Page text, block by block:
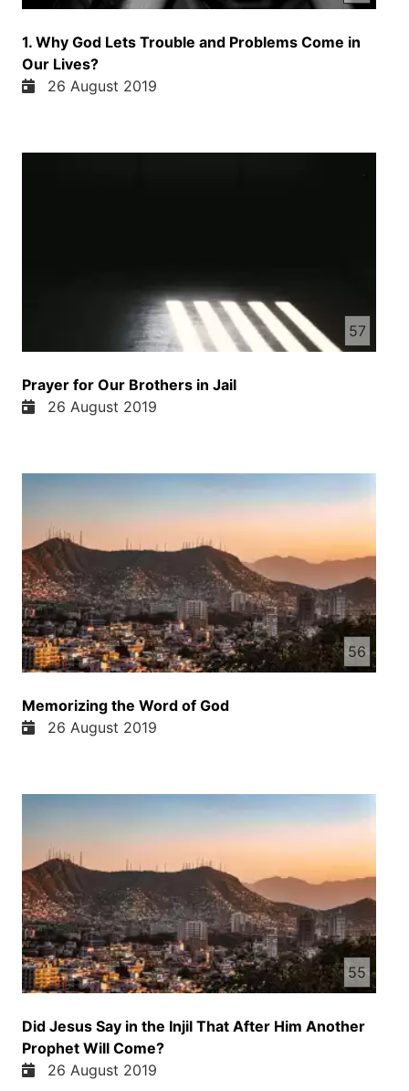
1. Why God Lets Trouble and Problems Come in
Our Lives?
26 August 2019
57
Prayer for Our Brothers in Jail
26 August 2019
56
Memorizing the Word of God
26 August 2019
55
Did Jesus Say in the Injil That After Him Another
Prophet Will Come?
26 August 2019